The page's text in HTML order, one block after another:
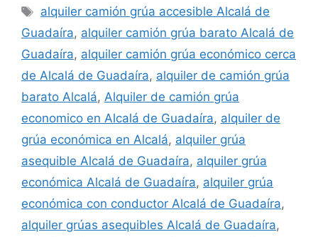
Etiquetas
alquiler camión grúa accesible Alcalá de
Guadaíra, alquiler camión grúa barato Alcalá de
Guadaíra, alquiler camión grúa económico cerca
de Alcalá de Guadaíra, alquiler de camión grúa
barato Alcalá, Alquiler de camión grúa
economico en Alcalá de Guadaíra, alquiler de
grúa económica en Alcalá, alquiler grúa
asequible Alcalá de Guadaíra, alquiler grúa
económica Alcalá de Guadaíra, alquiler grúa
económica con conductor Alcalá de Guadaíra,
alquiler grúas asequibles Alcalá de Guadaíra,